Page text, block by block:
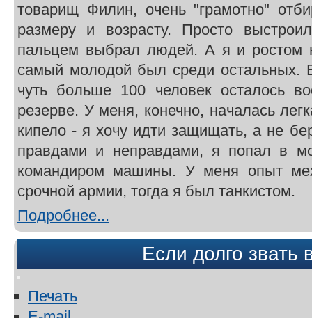
товарищ Филин, очень "грамотно"
размеру и возрасту. Просто
пальцем выбрал людей. А я и ростом
самый молодой был среди остальных.
чуть больше 100 человек осталось
резерве. У меня, конечно, началась
кипело - я хочу идти защищать, а не
правдами и неправдами, я попал в
командиром машины. У меня опыт
срочной армии, тогда я был танкистом.
Подробнее...
Если долго звать
Печать